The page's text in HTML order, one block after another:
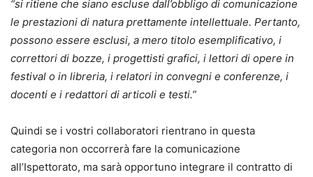
“si ritiene che siano escluse dall’obbligo di comunicazione
le prestazioni di natura prettamente intellettuale. Pertanto,
possono essere esclusi, a mero titolo esemplificativo, i
correttori di bozze, i progettisti grafici, i lettori di opere in
festival o in libreria, i relatori in convegni e conferenze, i
docenti e i redattori di articoli e testi.”
Quindi se i vostri collaboratori rientrano in questa
categoria non occorrerà fare la comunicazione
all’Ispettorato, ma sarà opportuno integrare il contratto di